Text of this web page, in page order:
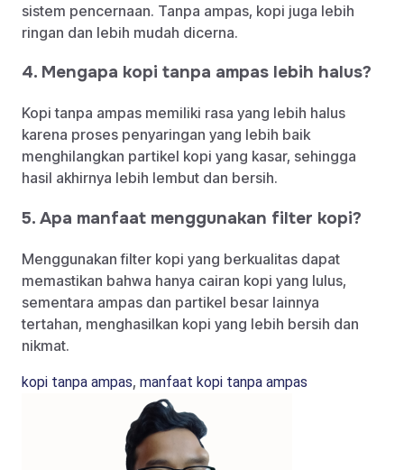
sistem pencernaan. Tanpa ampas, kopi juga lebih
ringan dan lebih mudah dicerna.
4. Mengapa kopi tanpa ampas lebih halus?
Kopi tanpa ampas memiliki rasa yang lebih halus
karena proses penyaringan yang lebih baik
menghilangkan partikel kopi yang kasar, sehingga
hasil akhirnya lebih lembut dan bersih.
5. Apa manfaat menggunakan filter kopi?
Menggunakan filter kopi yang berkualitas dapat
memastikan bahwa hanya cairan kopi yang lulus,
sementara ampas dan partikel besar lainnya
tertahan, menghasilkan kopi yang lebih bersih dan
nikmat.
kopi tanpa ampas, manfaat kopi tanpa ampas